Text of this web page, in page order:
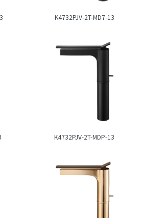
K4732PJV-2T-MD7-13
K4732PJV-2T-MDP-13